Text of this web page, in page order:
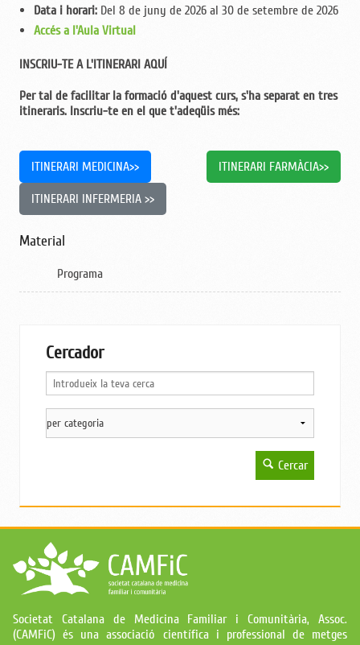
Data i horari: Del 8 de juny de 2026 al 30 de setembre de 2026
Accés a l'Aula Virtual
INSCRIU-TE A L'ITINERARI AQUÍ
Per tal de facilitar la formació d'aquest curs, s'ha separat en tres
itineraris. Inscriu-te en el que t'adeqüis més:
ITINERARI MEDICINA>>
ITINERARI FARMÀCIA>>
ITINERARI INFERMERIA >>
Material
Programa
Cercador
Cercar
Societat Catalana de Medicina Familiar i Comunitària, Assoc.
(CAMFiC) és una associació científica i professional de metges